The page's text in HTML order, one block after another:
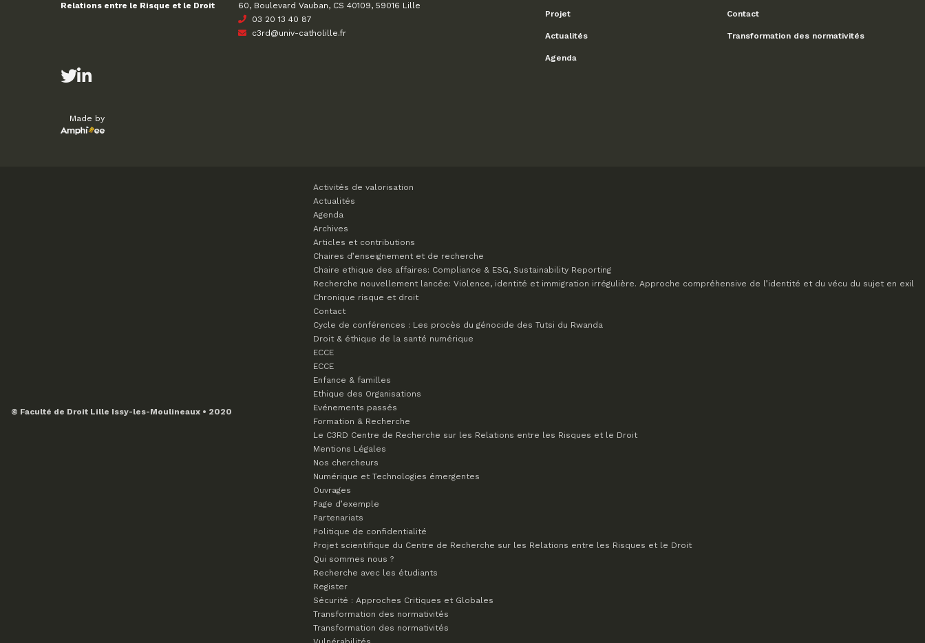
Relations entre le Risque et le Droit
60, Boulevard Vauban, CS 40109, 59016 Lille
03 20 13 40 87
c3rd@univ-catholille.fr
Projet
Actualités
Agenda
Contact
Transformation des normativités
Made by
© Faculté de Droit Lille Issy-les-Moulineaux • 2020
Activités de valorisation
Actualités
Agenda
Archives
Articles et contributions
Chaires d’enseignement et de recherche
Chaire ethique des affaires: Compliance & ESG, Sustainability Reporting
Recherche nouvellement lancée: Violence, identité et immigration irrégulière. Approche compréhensive de l’identité et du vécu du sujet en exil
Chronique risque et droit
Contact
Cycle de conférences : Les procès du génocide des Tutsi du Rwanda
Droit & éthique de la santé numérique
ECCE
ECCE
Enfance & familles
Ethique des Organisations
Evénements passés
Formation & Recherche
Le C3RD Centre de Recherche sur les Relations entre les Risques et le Droit
Mentions Légales
Nos chercheurs
Numérique et Technologies émergentes
Ouvrages
Page d’exemple
Partenariats
Politique de confidentialité
Projet scientifique du Centre de Recherche sur les Relations entre les Risques et le Droit
Qui sommes nous ?
Recherche avec les étudiants
Register
Sécurité : Approches Critiques et Globales
Transformation des normativités
Transformation des normativités